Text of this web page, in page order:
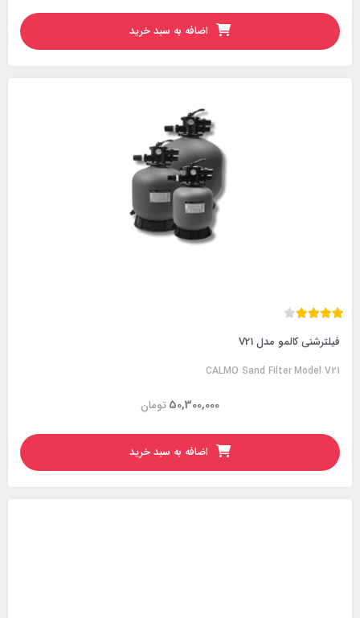
اضافه به سبد خرید
فیلترشنی کالمو مدل V21
CALMO Sand Filter Model V21
تومان 50,300,000
اضافه به سبد خرید